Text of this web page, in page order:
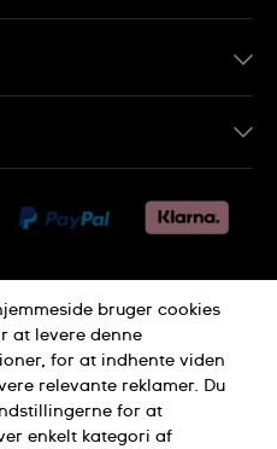
Cookie Notice
bruger cookies
at levere denne
for at indhente viden
relevante reklamer. Du
for at
enkelt kategori af